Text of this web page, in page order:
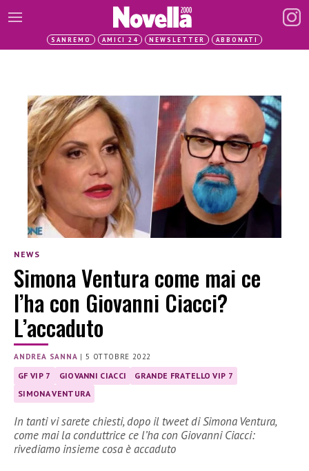
SANREMO AMICI 24 NEWSLETTER ABBONATI
NEWS
Simona Ventura come mai ce
l’ha con Giovanni Ciacci?
L’accaduto
ANDREA SANNA |5 OTTOBRE 2022
GF VIP 7 GIOVANNI CIACCI
GRANDE FRATELLO VIP 7
SIMONA VENTURA
In tanti vi sarete chiesti, dopo il tweet di Simona Ventura,
come mai la conduttrice ce l’ha con Giovanni Ciacci:
rivediamo insieme cosa è accaduto